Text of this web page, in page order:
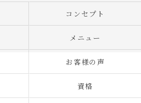
コンセプト
メニュー
お客様の声
資格